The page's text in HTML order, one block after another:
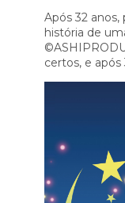
Após 32
história de
certos, e após